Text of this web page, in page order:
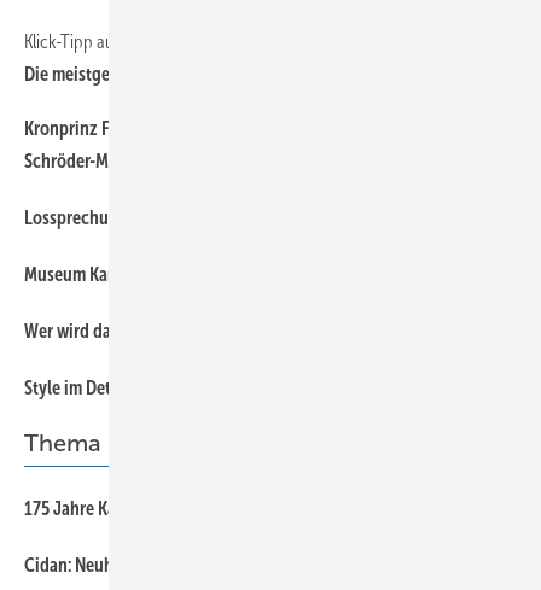
Klick-Tipp auf www.baumetall.de
Die meistgelesenen Onlineartikel im Februar 2023
Kronprinz Frederik und dänischer Handwerkernachwuchs lernen
Schröder-Maschinen kennen
Lossprechungsfeier der Klempner in Ulm
Museum Karlstadt präsentiert professionellen Audioguide
Wer wird das Gesicht der Dach + Holz International 2024?
Style im Detail
Thema
175 Jahre Kaufm ann Ulm
Cidan: Neuhe iten und Softwarelösungen